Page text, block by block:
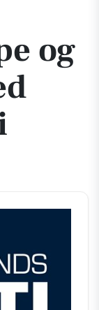
i Skagen
og